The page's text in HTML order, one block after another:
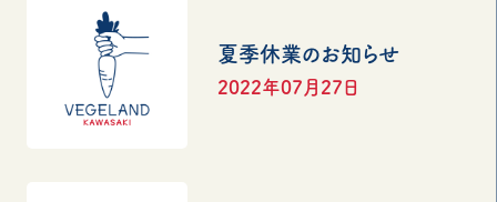
夏季休業のお知らせ
2022年07月27日